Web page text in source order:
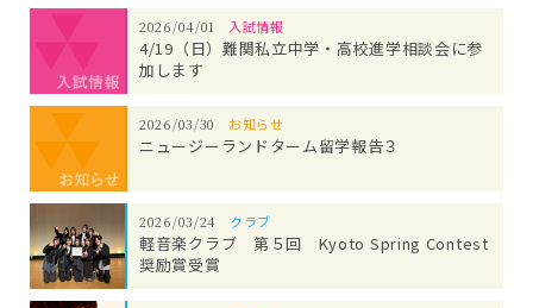
2026/04/01 入試情報
4/19（日）難関私立中学・高校進学相談会に参
加します
2026/03/30 お知らせ
ニュージーランドターム留学報告３
2026/03/24 クラブ
軽音楽クラブ 第５回 Kyoto Spring Contest
奨励賞受賞